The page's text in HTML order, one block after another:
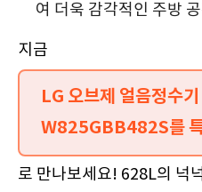
여 더욱 감각적인 주방
지금
LG 오브제 얼음정수
W825GBB482S를
로 만나보세요! 628L의 넉